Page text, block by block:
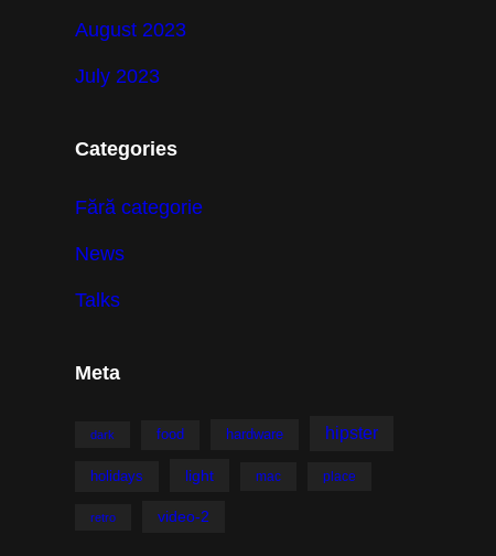
August 2023
July 2023
Categories
Fără categorie
News
Talks
Meta
dark food hardware hipster
holidays light mac place
retro video-2